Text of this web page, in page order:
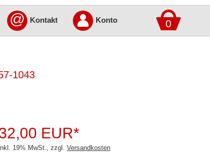
0
@ Kontakt Konto
1043
EUR*
19% MwSt., zzgl. Versandkosten